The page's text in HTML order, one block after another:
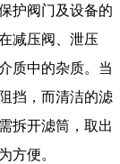
护阀门及设备的
减压阀、泄压
质中的杂质。当
挡，而清洁的滤
拆开滤筒，取出
方便。